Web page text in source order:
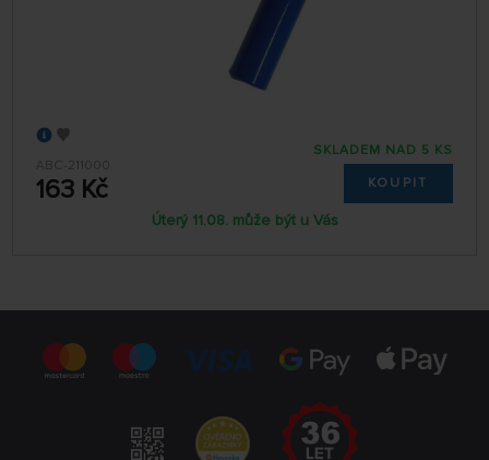
ABC-211000
163 Kč
SKLADEM NAD 5 KS
KOUPIT
Úterý 11.08. může být u Vás